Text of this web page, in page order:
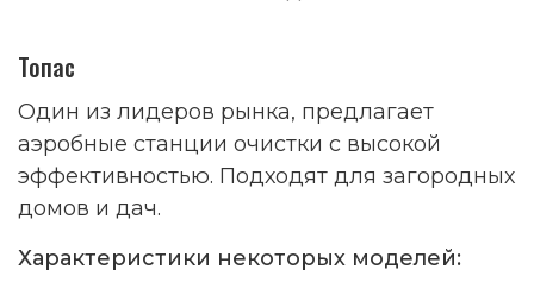
Топас
Один из лидеров рынка, предлагает
аэробные станции очистки с высокой
эффективностью. Подходят для загородных
домов и дач.
Характеристики некоторых моделей: